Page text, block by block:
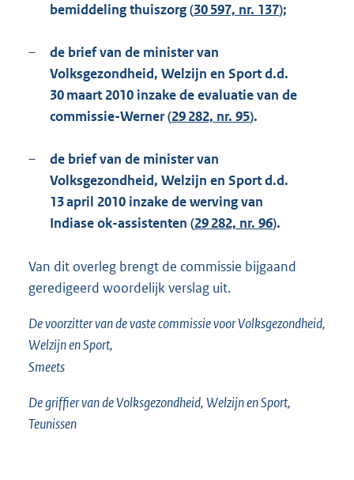
bemiddeling thuiszorg (30 597, nr. 137);
–
de brief van de minister van
Volksgezondheid, Welzijn en Sport d.d.
30 maart 2010 inzake de evaluatie van de
commissie-Werner (29 282, nr. 95).
–
de brief van de minister van
Volksgezondheid, Welzijn en Sport d.d.
13 april 2010 inzake de werving van
Indiase ok-assistenten (29 282, nr. 96).
Van dit overleg brengt de commissie bijgaand
geredigeerd woordelijk verslag uit.
De voorzitter van de vaste commissie voor Volksgezondheid,
Welzijn en Sport,
Smeets
De griffier van de Volksgezondheid, Welzijn en Sport,
Teunissen